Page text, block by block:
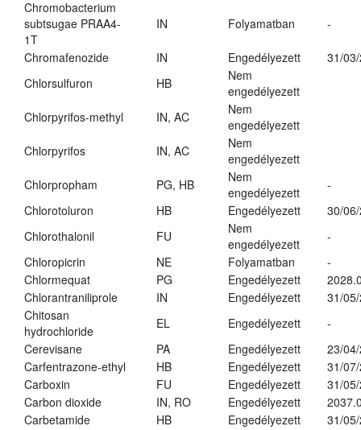
Chromobacterium
subtsugae PRAA4-
1T
IN Folyamatban -
Chromafenozide IN Engedélyezett
31/
Chlorsulfuron
HB
Nem
engedélyezett
Chlorpyrifos-methyl
IN, AC
Nem
engedélyezett
Chlorpyrifos
IN, AC
Nem
engedélyezett
Chlorpropham
PG, HB
Nem
engedélyezett
-
Chlorotoluron
HB Engedélyezett
30/
Chlorothalonil
FU
Nem
engedélyezett
-
Chloropicrin
NE Folyamatban
-
Chlormequat
PG Engedélyezett
Chlorantraniliprole
IN Engedélyezett
31/
Chitosan
hydrochloride
EL Engedélyezett
-
Cerevisane
PA Engedélyezett
23/
Carfentrazone-ethyl
HB Engedélyezett
31/
Carboxin
FU Engedélyezett
31/
Carbon dioxide
IN, RO Engedélyezett
Carbetamide
HB Engedélyezett
31/